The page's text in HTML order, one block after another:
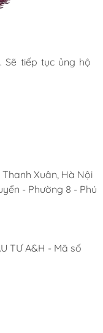
có rất nhiều mặt
viên chuyên
tiếp tục ủng hộ
hàng thân thiết
bé mới 1 tuổi đến
lý
đặc biệt có nhiều
ngoài rất khó
Xuân, Hà Nội
- Phường 8 - Phú
TƯ A&H - Mã số